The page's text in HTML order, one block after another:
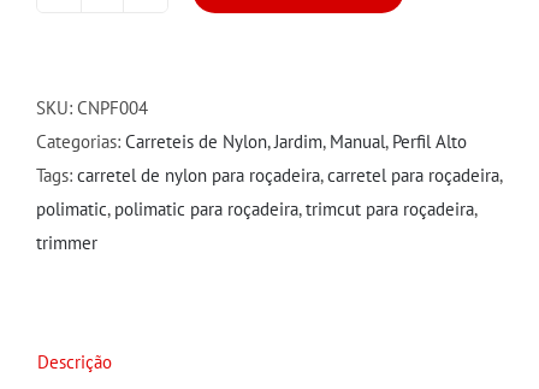
Roçadeiras
Husqvarna
132/235/245/142/240/143
quantidade
SKU: CNPF004
Categorias: Carreteis de Nylon, Jardim, Manual, Perfil Alto
Tags: carretel de nylon para roçadeira,carretel para roçadeira,
polimatic, polimatic para roçadeira,trimcut para roçadeira,
trimmer
Descrição